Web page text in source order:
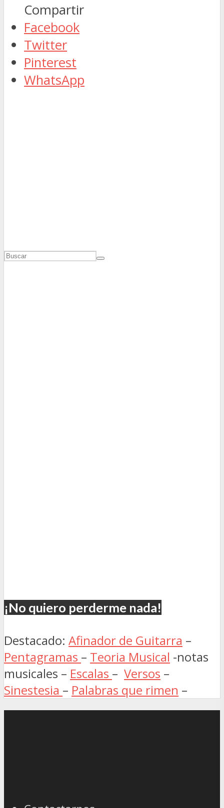
Compartir
Facebook
Twitter
Pinterest
WhatsApp
¡No quiero perderme nada!
Destacado: Afinador de Guitarra –
Pentagramas – Teoria Musical -notas
musicales – Escalas – Versos –
Sinestesia – Palabras que rimen –